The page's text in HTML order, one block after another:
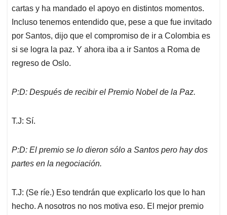
cartas y ha mandado el apoyo en distintos momentos.
Incluso tenemos entendido que, pese a que fue invitado
por Santos, dijo que el compromiso de ir a Colombia es
si se logra la paz. Y ahora iba a ir Santos a Roma de
regreso de Oslo.
P:D: Después de recibir el Premio Nobel de la Paz.
T.J: Sí.
P:D: El premio se lo dieron sólo a Santos pero hay dos
partes en la negociación.
T.J: (Se ríe.) Eso tendrán que explicarlo los que lo han
hecho. A nosotros no nos motiva eso. El mejor premio